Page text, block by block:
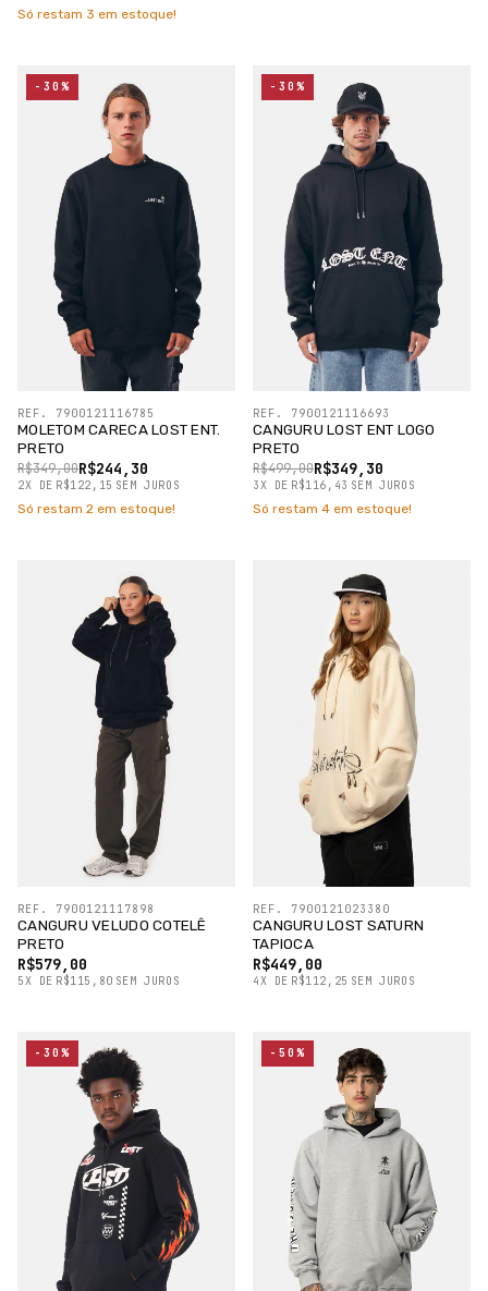
Só restam 3 em estoque!
MOLETOM CARECA LOST ENT.
PRETO
R$244,30
R$349,00
2X DE R$122,15 SEM JUROS
REF. 7900121116785
-30%
Só restam 2 em estoque!
CANGURU LOST ENT LOGO
PRETO
R$349,30
R$499,00
3X DE R$116,43 SEM JUROS
REF. 7900121116693
-30%
Só restam 4 em estoque!
CANGURU VELUDO COTELÊ
PRETO
R$579,00
5X DE R$115,80 SEM JUROS
REF. 7900121117898
CANGURU LOST SATURN
TAPIOCA
R$449,00
4X DE R$112,25 SEM JUROS
REF. 7900121023380
-30% -50%